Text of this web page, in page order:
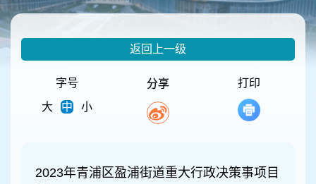
转
到
网
返回上一级
字号
大
中 小
分享 打印
2023年青浦区盈浦街道重大行政决策事项目